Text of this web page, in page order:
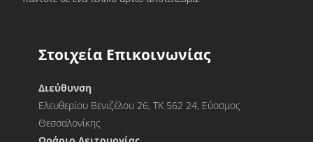
Στοιχεία Επικοινωνίας
Διεύθυνση
Ελευθερίου Βενιζέλου 26, ΤΚ 562 24, Εύοσμος
Θεσσαλονίκης